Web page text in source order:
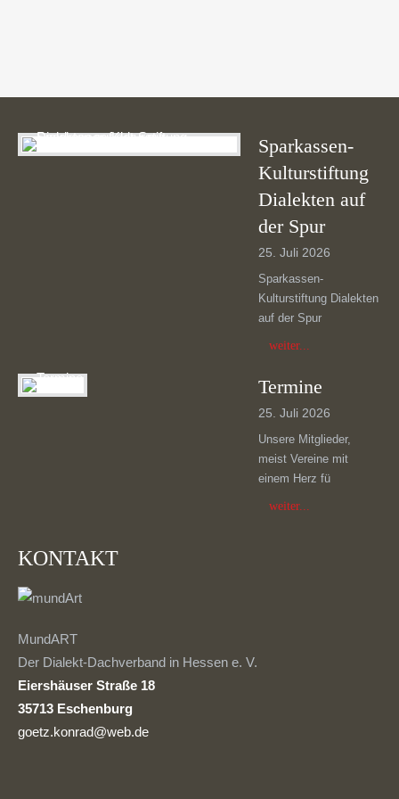
Sparkassen-
Kulturstiftung
Dialekten auf
der Spur
25. Juli 2026
Sparkassen-
Kulturstiftung Dialekten
auf der Spur
weiter...
Termine
25. Juli 2026
Unsere Mitglieder,
meist Vereine mit
einem Herz fü
weiter...
KONTAKT
MundART
Der Dialekt-Dachverband in Hessen e. V.
Eiershäuser Straße 18
35713 Eschenburg
goetz.konrad@web.de